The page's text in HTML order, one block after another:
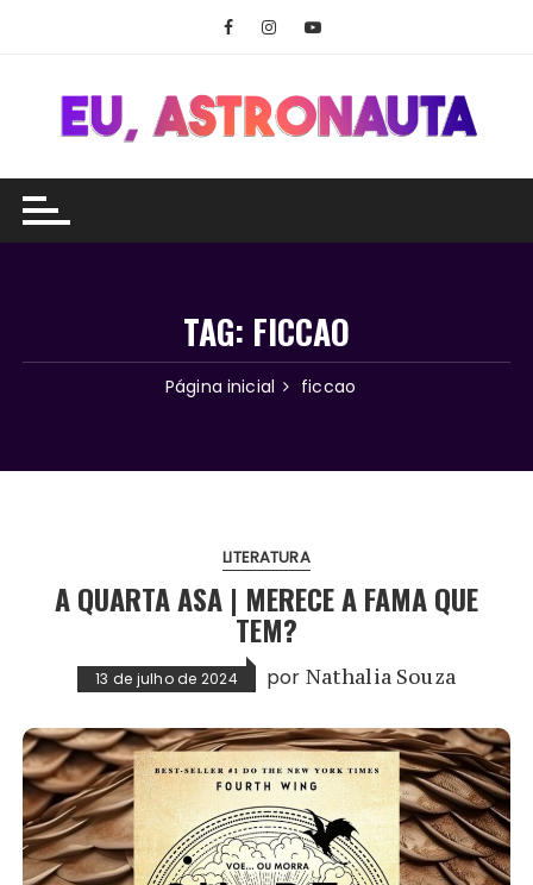
conteúdo
TAG: FICCAO
Página inicial ficcao
LITERATURA
A QUARTA ASA | MERECE A FAMA QUE
TEM?
13 de julho de 2024 por Nathalia Souza